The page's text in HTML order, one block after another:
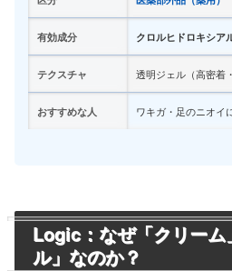
有効成分 クロルヒドロキシア
テクスチャ 透明ジェル（高密着
おすすめな人 ワキガ・足のニオイ
Logic：なぜ「クリーム
ル」なのか？